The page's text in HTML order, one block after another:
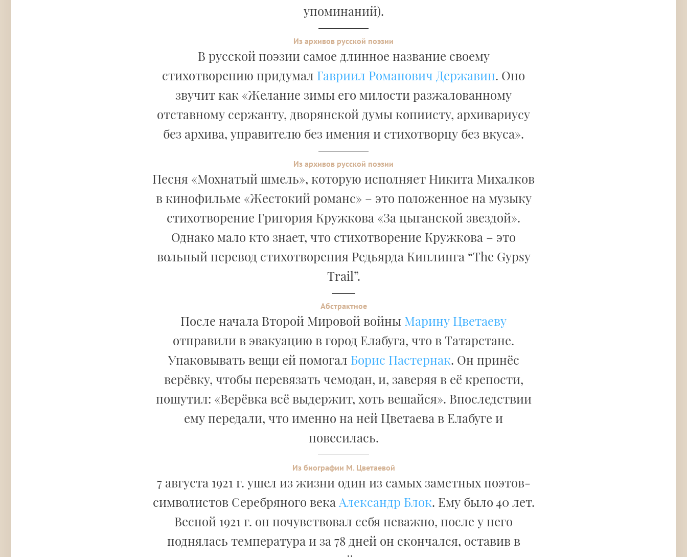
упоминаний).
Из архивов русской поэзии
В русской поэзии самое длинное название своему
стихотворению придумал Гавриил Романович Державин. Оно
звучит как «Желание зимы его милости разжалованному
отставному сержанту, дворянской думы копиисту, архивариусу
без архива, управителю без имения и стихотворцу без вкуса».
Из архивов русской поэзии
Песня «Мохнатый шмель», которую исполняет Никита Михалков
в кинофильме «Жестокий романс» – это положенное на музыку
стихотворение Григория Кружкова «За цыганской звездой».
Однако мало кто знает, что стихотворение Кружкова – это
вольный перевод стихотворения Редьярда Киплинга “The Gypsy
Trail”.
Абстрактное
После начала Второй Мировой войны Марину Цветаеву
отправили в эвакуацию в город Елабуга, что в Татарстане.
Упаковывать вещи ей помогал Борис Пастернак. Он принёс
верёвку, чтобы перевязать чемодан, и, заверяя в её крепости,
пошутил: «Верёвка всё выдержит, хоть вешайся». Впоследствии
ему передали, что именно на ней Цветаева в Елабуге и
повесилась.
Из биографии М. Цветаевой
7 августа 1921 г. ушел из жизни один из самых заметных поэтов-
символистов Серебряного века Александр Блок. Ему было 40 лет.
Весной 1921 г. он почувствовал себя неважно, после у него
поднялась температура и за 78 дней он скончался, оставив в